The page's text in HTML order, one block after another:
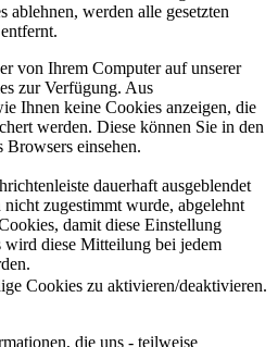
ablehnen, werden alle gesetzten
von Ihrem Computer auf unserer
zur Verfügung. Aus
Ihnen keine Cookies anzeigen, die
werden. Diese können Sie in den
Browsers einsehen.
dauerhaft ausgeblendet
zugestimmt wurde, abgelehnt
damit diese Einstellung
diese Mitteilung bei jedem
Cookies zu aktivieren/deaktivieren.
die uns - teilweise